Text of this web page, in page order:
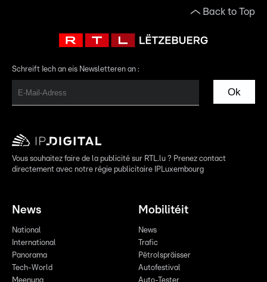
Back to Top
Schreift Iech an eis Newsletteren an :
Ok
Vous souhaitez faire de la publicité sur RTL.lu ? Prenez contact
directement avec notre régie publicitaire IPLuxembourg
News
National
International
Panorama
Tech-World
Meenung
Mobilitéit
News
Trafic
Pëtrolspräisser
Autofestival
Auto-Tester